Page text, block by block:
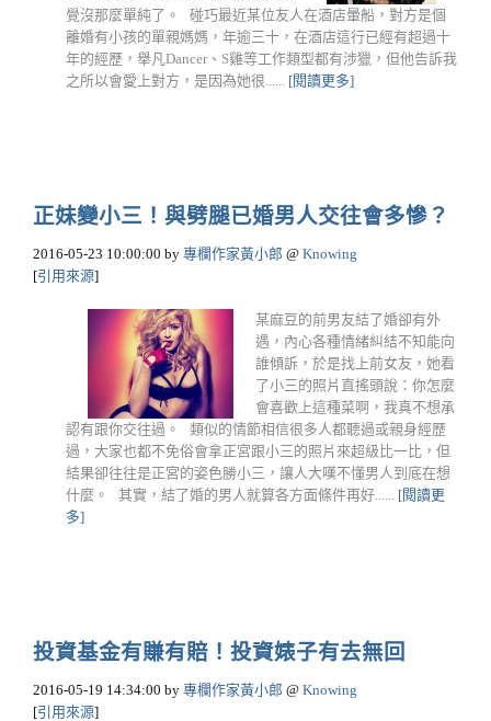
覺沒那麼單純了。 碰巧最近某位友人在酒店暈船，對方是個
離婚有小孩的單親媽媽，年逾三十，在酒店這行已經有超過十
年的經歷，舉凡Dancer、S雞等工作類型都有涉獵，但他告訴我
之所以會愛上對方，是因為她很...... [閱讀更多]
正妹變小三！與劈腿已婚男人交往會多慘？
2016-05-23 10:00:00 by 專欄作家黃小郎 @ Knowing
[引用來源]
某麻豆的前男友結了婚卻有外
遇，內心各種情緒糾結不知能向
誰傾訴，於是找上前女友，她看
了小三的照片直搖頭說：你怎麼
會喜歡上這種菜啊，我真不想承
認有跟你交往過。 類似的情節相信很多人都聽過或親身經歷
過，大家也都不免俗會拿正宮跟小三的照片來超級比一比，但
結果卻往往是正宮的姿色勝小三，讓人大嘆不懂男人到底在想
什麼。 其實，結了婚的男人就算各方面條件再好...... [閱讀更
多]
投資基金有賺有賠！投資婊子有去無回
2016-05-19 14:34:00 by 專欄作家黃小郎 @ Knowing
[引用來源]